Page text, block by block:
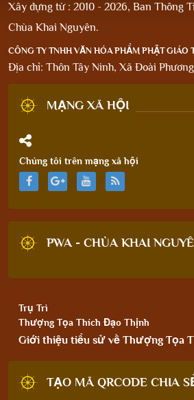
Xây dựng từ : 2010 - 2026, Ban Thông
Chùa Khai Nguyên.
CÔNG TY TNHH VĂN HÓA PHẨM PHẬT GIÁO
Địa chỉ: Thôn Tây Ninh, Xã Đoài
MẠNG XÃ HỘI
Chúng tôi trên mạng xã hội
PWA - CHÙA KHAI
Trụ Trì
Thượng Tọa Thích Đạo Thịnh
Giới thiệu tiểu sử về Thượng Tọa
TẠO MÃ QRCODE CHIA